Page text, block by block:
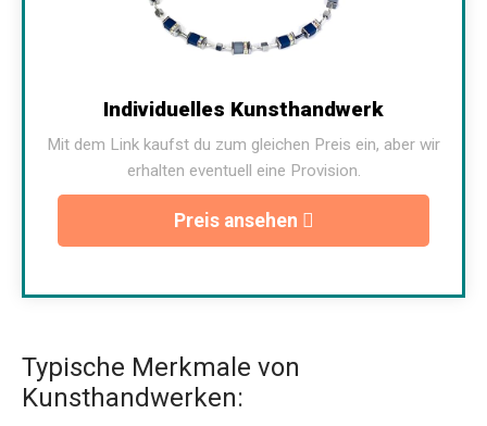
Individuelles Kunsthandwerk
Mit dem Link kaufst du zum gleichen Preis ein, aber wir
erhalten eventuell eine Provision.
Preis ansehen
Typische Merkmale von
Kunsthandwerken: